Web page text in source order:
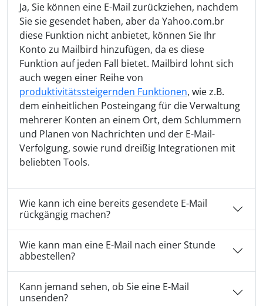
Ja, Sie können eine E-Mail zurückziehen, nachdem
Sie sie gesendet haben, aber da Yahoo.com.br
diese Funktion nicht anbietet, können Sie Ihr
Konto zu Mailbird hinzufügen, da es diese
Funktion auf jeden Fall bietet. Mailbird lohnt sich
auch wegen einer Reihe von
produktivitätssteigernden Funktionen, wie z.B.
dem einheitlichen Posteingang für die Verwaltung
mehrerer Konten an einem Ort, dem Schlummern
und Planen von Nachrichten und der E-Mail-
Verfolgung, sowie rund dreißig Integrationen mit
beliebten Tools.
Wie kann ich eine bereits gesendete E-Mail
rückgängig machen?
Wie kann man eine E-Mail nach einer Stunde
abbestellen?
Kann jemand sehen, ob Sie eine E-Mail
unsenden?